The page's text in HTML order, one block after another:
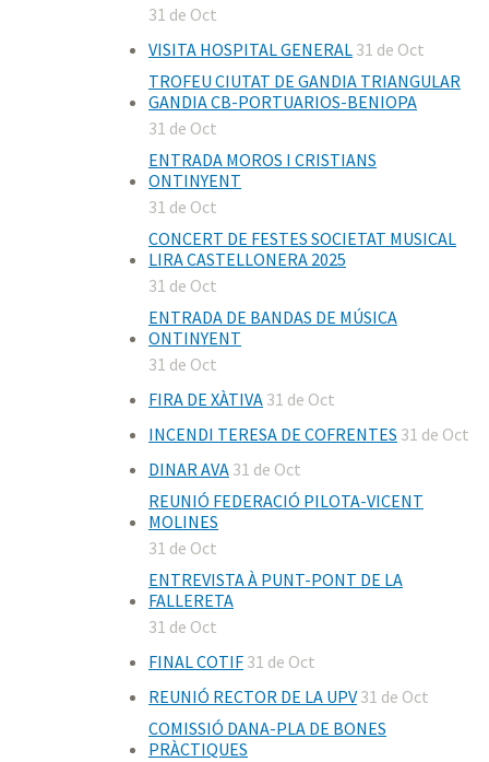
31 de Oct
VISITA HOSPITAL GENERAL 31 de Oct
TROFEU CIUTAT DE GANDIA TRIANGULAR
GANDIA CB-PORTUARIOS-BENIOPA
31 de Oct
ENTRADA MOROS I CRISTIANS
ONTINYENT
31 de Oct
CONCERT DE FESTES SOCIETAT MUSICAL
LIRA CASTELLONERA 2025
31 de Oct
ENTRADA DE BANDAS DE MÚSICA
ONTINYENT
31 de Oct
FIRA DE XÀTIVA 31 de Oct
INCENDI TERESA DE COFRENTES 31 de Oct
DINAR AVA 31 de Oct
REUNIÓ FEDERACIÓ PILOTA-VICENT
MOLINES
31 de Oct
ENTREVISTA À PUNT-PONT DE LA
FALLERETA
31 de Oct
FINAL COTIF 31 de Oct
REUNIÓ RECTOR DE LA UPV 31 de Oct
COMISSIÓ DANA-PLA DE BONES
PRÀCTIQUES